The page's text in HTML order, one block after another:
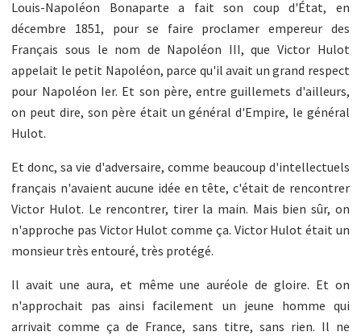
Louis-Napoléon Bonaparte a fait son coup d'État, en
décembre 1851, pour se faire proclamer empereur des
Français sous le nom de Napoléon III, que Victor Hulot
appelait le petit Napoléon, parce qu'il avait un grand respect
pour Napoléon Ier. Et son père, entre guillemets d'ailleurs,
on peut dire, son père était un général d'Empire, le général
Hulot.
Et donc, sa vie d'adversaire, comme beaucoup d'intellectuels
français n'avaient aucune idée en tête, c'était de rencontrer
Victor Hulot. Le rencontrer, tirer la main. Mais bien sûr, on
n'approche pas Victor Hulot comme ça. Victor Hulot était un
monsieur très entouré, très protégé.
Il avait une aura, et même une auréole de gloire. Et on
n'approchait pas ainsi facilement un jeune homme qui
arrivait comme ça de France, sans titre, sans rien. Il ne